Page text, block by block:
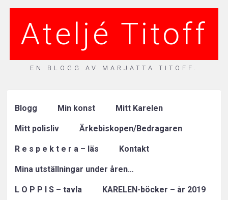
Ateljé Titoff
EN BLOGG AV MARJATTA TITOFF.
Blogg Min konst Mitt Karelen
Mitt polisliv Ärkebiskopen/Bedragaren
R e s p e k t e r a – läs Kontakt
Mina utställningar under åren…
L O P P I S – tavla KARELEN-böcker – år 2019